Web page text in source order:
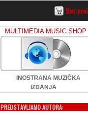
Bez
MULTIMEDIA MUSIC SHOP
INOSTRANA MUZIČKA
IZDANJA
PREDSTAVLJAMO AUTORA: